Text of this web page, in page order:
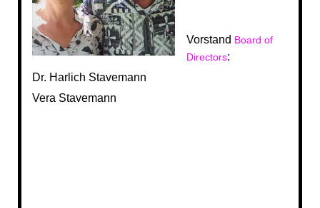
Vorstand Board of
Directors:
Dr. Harlich Stavemann
Vera Stavemann